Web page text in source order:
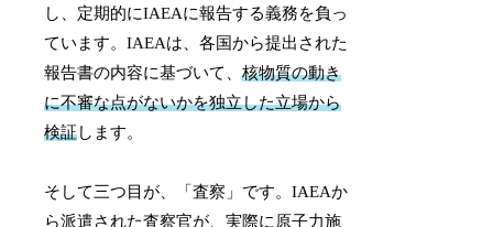
し、定期的にIAEAに報告する義務を負っ
ています。IAEAは、各国から提出された
報告書の内容に基づいて、核物質の動き
に不審な点がないかを独立した立場から
検証します。
そして三つ目が、「査察」です。IAEAか
ら派遣された査察官が、実際に原子力施